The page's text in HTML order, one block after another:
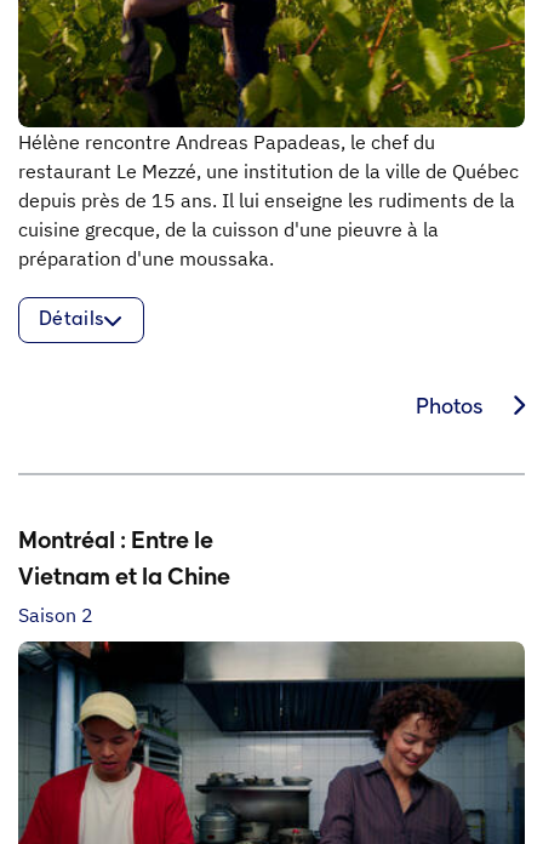
Hélène rencontre Andreas Papadeas, le chef du
restaurant Le Mezzé, une institution de la ville de Québec
depuis près de 15 ans. Il lui enseigne les rudiments de la
cuisine grecque, de la cuisson d'une pieuvre à la
préparation d'une moussaka.
Détails
Photos
Montréal : Entre le
Vietnam et la Chine
Saison 2